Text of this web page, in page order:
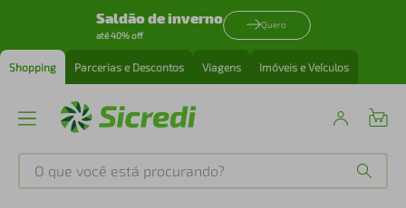
Saldão de inverno
até 40% off
Quero
Shopping Parcerias e Descontos Viagens Imóveis e Veículos
O que você está procurando?